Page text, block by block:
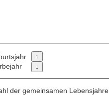
der gemeinsamen Lebensjahre